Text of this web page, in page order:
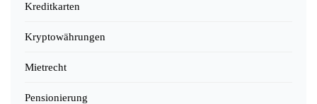
Kreditkarten
Kryptowährungen
Mietrecht
Pensionierung